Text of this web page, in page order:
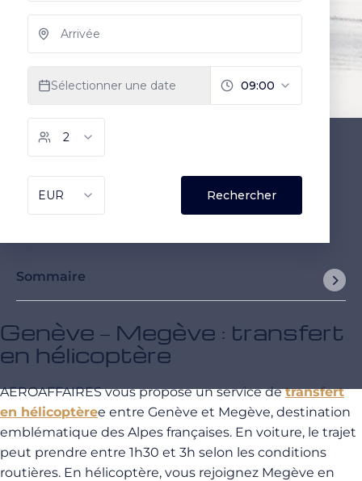
Sommaire
Genève – Megève : transfert
en hélicoptère
AEROAFFAIRES vous propose un service detransfert
en hélicoptèree entre Genève et Megève, destination
emblématique des Alpes françaises. En voiture, le trajet
peut prendre entre 1h30 et 3h selon les conditions
routières. En hélicoptère, vous rejoignez Megève en